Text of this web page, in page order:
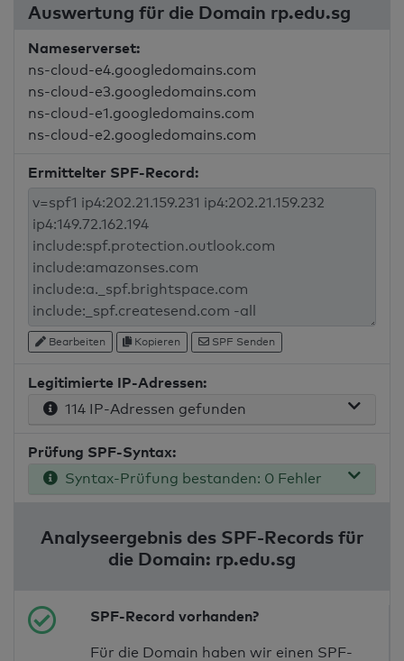
Auswertung für die Domain rp.edu.sg
Nameserverset:
ns-cloud-e4.googledomains.com
ns-cloud-e3.googledomains.com
ns-cloud-e1.googledomains.com
ns-cloud-e2.googledomains.com
Ermittelter SPF-Record:
Bearbeiten Kopieren SPF Senden
Legitimierte IP-Adressen:
114 IP-Adressen gefunden
Prüfung SPF-Syntax:
Syntax-Prüfung bestanden: 0 Fehler
Analyseergebnis des SPF-Records für
die Domain: rp.edu.sg
SPF-Record vorhanden?
Für die Domain haben wir einen SPF-